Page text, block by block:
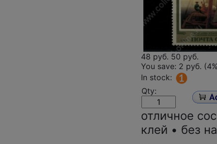
48 руб. 50 руб.
You save: 2 руб.
In stock:
Qty:
отличное
клей • без